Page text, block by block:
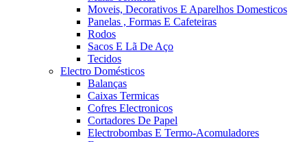
Moveis, Decorativos E Aparelhos Domesticos
Panelas , Formas E Cafeteiras
Rodos
Sacos E Lã De Aço
Tecidos
Electro Domésticos
Balanças
Caixas Termicas
Cofres Electronicos
Cortadores De Papel
Electrobombas E Termo-Acomuladores